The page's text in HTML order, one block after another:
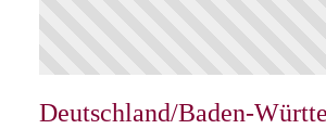
Deutschland/Baden-